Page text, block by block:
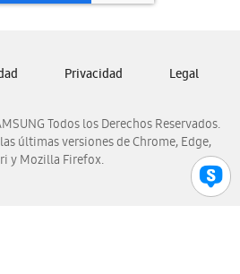
Panamá
Venezuela
Todos los Derechos Reservados.
últimas versiones de Chrome, Edge,
y Mozilla Firefox.
Privacidad Legal